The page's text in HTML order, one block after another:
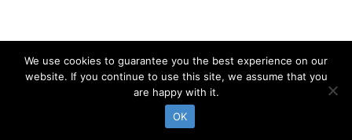
We use cookies to guarantee you the best experience on our
website. If you continue to use this site, we assume that you
are happy with it.
OK